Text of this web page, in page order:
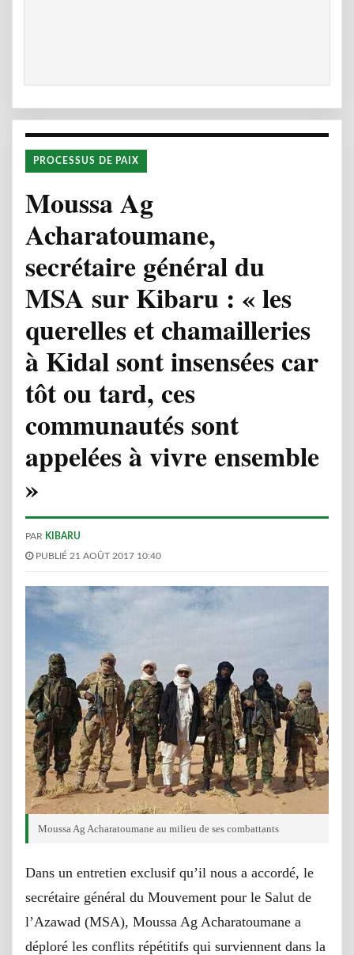
PROCESSUS DE PAIX
Moussa Ag
Acharatoumane,
secrétaire général du
MSA sur Kibaru : « les
querelles et chamailleries
à Kidal sont insensées car
tôt ou tard, ces
communautés sont
appelées à vivre ensemble
»
PAR KIBARU
PUBLIÉ 21 AOÛT 2017 10:40
Moussa Ag Acharatoumane au milieu de ses combattants
Dans un entretien exclusif qu’il nous a accordé, le
secrétaire général du Mouvement pour le Salut de
l’Azawad (MSA), Moussa Ag Acharatoumane a
déploré les conflits répétitifs qui surviennent dans la